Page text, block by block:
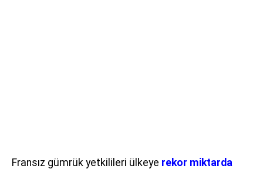
Fransız gümrük yetkilileri ülkeye rekor miktarda